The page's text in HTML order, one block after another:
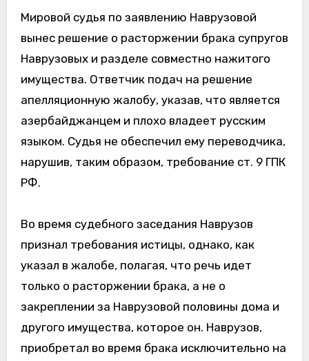
Мировой судья по заявлению Наврузовой
вынес решение о расторжении брака супругов
Наврузовых и разделе совместно нажитого
имущества. Ответчик подач на решение
апелляционную жалобу, указав, что является
азербайджанцем и плохо владеет русским
языком. Судья не обеспечил ему переводчика,
нарушив, таким образом, требование ст. 9 ГПК
РФ.
Во время судебного заседания Наврузов
признал требования истицы, однако, как
указал в жалобе, полагая, что речь идет
только о расторжении брака, а не о
закреплении за Наврузовой половины дома и
другого имущества, которое он. Наврузов,
приобретал во время брака исключительно на